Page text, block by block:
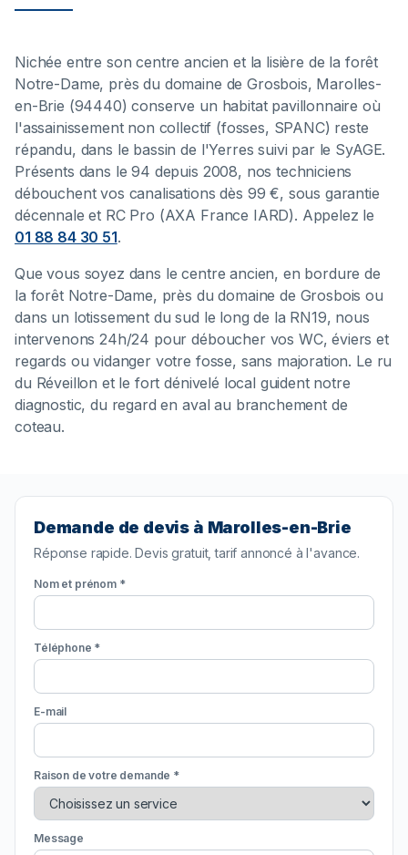
Nichée entre son centre ancien et la lisière de la forêt
Notre-Dame, près du domaine de Grosbois, Marolles-
en-Brie (94440) conserve un habitat pavillonnaire où
l'assainissement non collectif (fosses, SPANC) reste
répandu, dans le bassin de l'Yerres suivi par le SyAGE.
Présents dans le 94 depuis 2008, nos techniciens
débouchent vos canalisations dès 99 €, sous garantie
décennale et RC Pro (AXA France IARD). Appelez le
01 88 84 30 51.
Que vous soyez dans le centre ancien, en bordure de
la forêt Notre-Dame, près du domaine de Grosbois ou
dans un lotissement du sud le long de la RN19, nous
intervenons 24h/24 pour déboucher vos WC, éviers et
regards ou vidanger votre fosse, sans majoration. Le ru
du Réveillon et le fort dénivelé local guident notre
diagnostic, du regard en aval au branchement de
coteau.
Demande de devis à Marolles-en-Brie
Réponse rapide. Devis gratuit, tarif annoncé à l'avance.
Nom et prénom *
Téléphone *
E-mail
Raison de votre demande *
Message